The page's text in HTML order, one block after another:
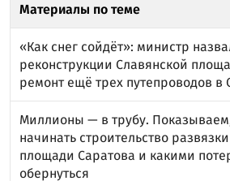
Материалы по теме
«Как снег сойдёт»: министр
реконструкции Славянской
ремонт ещё трех путепроводов в
Миллионы — в трубу.
начинать строительство
площади Саратова и какими
обернуться